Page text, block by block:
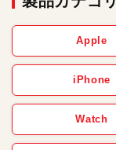
Apple
iPhone
Watch